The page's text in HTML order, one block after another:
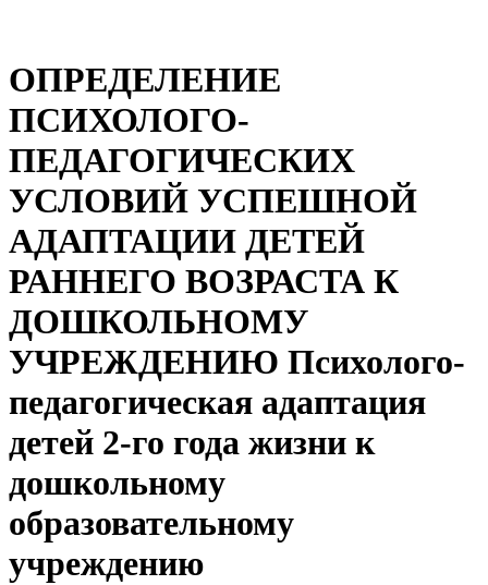
ОПРЕДЕЛЕНИЕ
ПСИХОЛОГО-
ПЕДАГОГИЧЕСКИХ
УСЛОВИЙ УСПЕШНОЙ
АДАПТАЦИИ ДЕТЕЙ
РАННЕГО ВОЗРАСТА К
ДОШКОЛЬНОМУ
УЧРЕЖДЕНИЮ Психолого-
педагогическая адаптация
детей 2-го года жизни к
дошкольному
образовательному
учреждению